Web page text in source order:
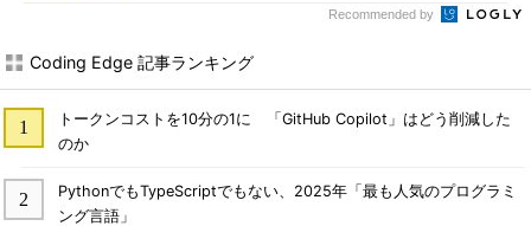
Recommended by
Coding Edge 記事ランキング
トークンコストを10分の1に 「GitHub Copilot」はどう削減した
のか
PythonでもTypeScriptでもない、2025年「最も人気のプログラミ
ング言語」